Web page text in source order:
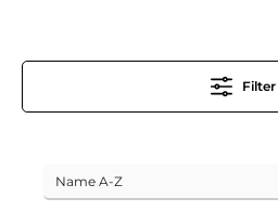
Filter